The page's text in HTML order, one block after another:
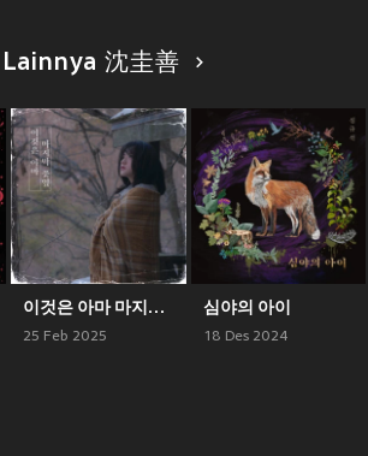
Lainnya 沈圭善
이것은 아마 마지막 꽃잎
25 Feb 2025
심야의 아이
18 Des 2024